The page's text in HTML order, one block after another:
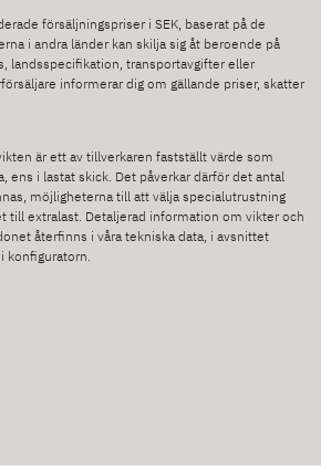
försäljningspriser i SEK, baserat på de
i andra länder kan skilja sig åt beroende på
landsspecifikation, transportavgifter eller
informerar dig om gällande priser, skatter
är ett av tillverkaren fastställt värde som
ens i lastat skick. Det påverkar därför det antal
möjligheterna till att välja specialutrustning
till extralast. Detaljerad information om vikter och
återfinns i våra tekniska data, i avsnittet
konfiguratorn.